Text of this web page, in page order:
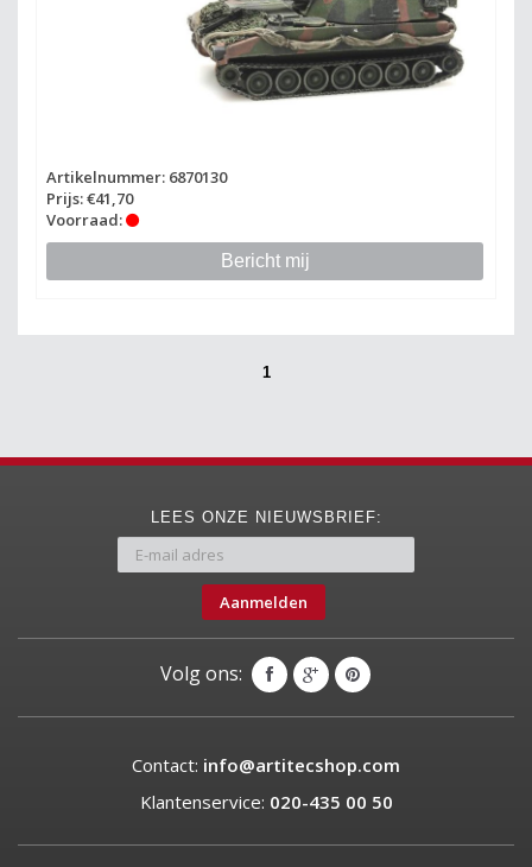
Artikelnummer: 6870130
Prijs: €41,70
Voorraad:
Bericht mij
1
LEES ONZE NIEUWSBRIEF:
Aanmelden
Volg ons:
Contact: info@artitecshop.com
Klantenservice: 020-435 00 50